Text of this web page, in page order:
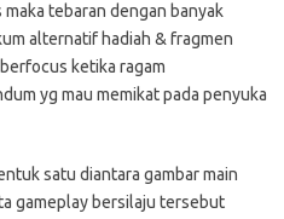
tebaran dengan banyak
alternatif hadiah & fragmen
ketika ragam
yg mau memikat pada penyuka
satu diantara gambar main
gameplay bersilaju tersebut